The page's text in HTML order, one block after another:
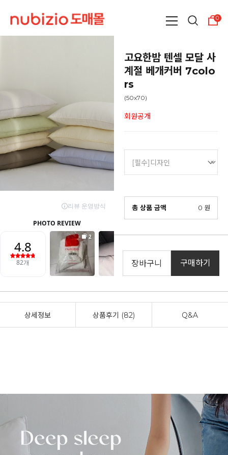
0
고요한밤 텐셀 모달 사
계절 베개커버 7colo
rs
(50x70)
회원공개
총 상품 금액 0 원
장바구니 구매하기
상세정보 상품후기 (82) Q&A